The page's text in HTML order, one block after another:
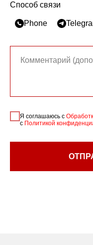
Способ связи
Phone
Я соглашаюсь с
с Политикой